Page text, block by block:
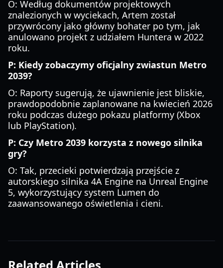
O: Według dokumentów projektowych
znalezionych w wyciekach, Artem został
przywrócony jako główny bohater po tym, jak
anulowano projekt z udziałem Huntera w 2022
roku.
P: Kiedy zobaczymy oficjalny zwiastun Metro
2039?
O: Raporty sugerują, że ujawnienie jest bliskie,
prawdopodobnie zaplanowane na kwiecień 2026
roku podczas dużego pokazu platformy (Xbox
lub PlayStation).
P: Czy Metro 2039 korzysta z nowego silnika
gry?
O: Tak, przecieki potwierdzają przejście z
autorskiego silnika 4A Engine na Unreal Engine
5, wykorzystujący system Lumen do
zaawansowanego oświetlenia i cieni.